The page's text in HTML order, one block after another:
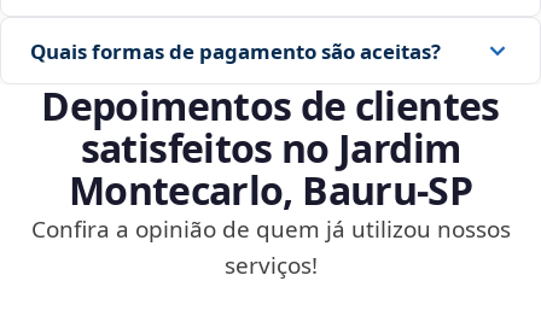
Quais formas de pagamento são aceitas?
Depoimentos de clientes
satisfeitos no Jardim
Montecarlo, Bauru‑SP
Confira a opinião de quem já utilizou nossos
serviços!